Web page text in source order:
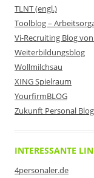
TLNT (engl.)
Toolblog –
Vi-Recruiting Blog
Weiterbildungsblog
Wollmilchsau
XING Spielraum
YourfirmBLOG
Zukunft Personal Blog
INTERESSANTE
4personaler.de